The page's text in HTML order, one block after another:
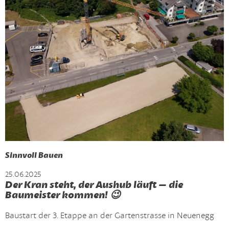
Sinnvoll Bauen
25.06.2025
Der Kran steht, der Aushub läuft – die
Baumeister kommen! 😉
Baustart der 3. Etappe an der Gartenstrasse in Neuenegg